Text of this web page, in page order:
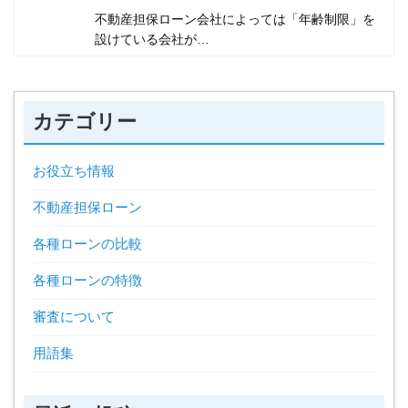
不動産担保ローン会社によっては「年齢制限」を
設けている会社が…
カテゴリー
お役立ち情報
不動産担保ローン
各種ローンの比較
各種ローンの特徴
審査について
用語集